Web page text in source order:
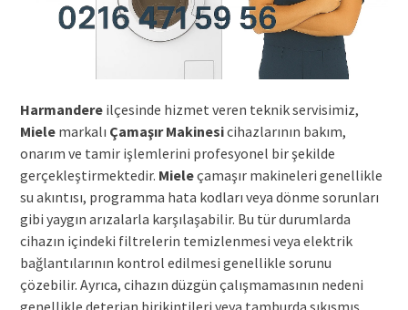
Harmandereilçesinde hizmet veren teknik servisimiz,
Mielemarkalı Çamaşır Makinesicihazlarının bakım,
onarım ve tamir işlemlerini profesyonel bir şekilde
gerçekleştirmektedir. Mieleçamaşır makineleri genellikle
su akıntısı, programma hata kodları veya dönme sorunları
gibi yaygın arızalarla karşılaşabilir. Bu tür durumlarda
cihazın içindeki filtrelerin temizlenmesi veya elektrik
bağlantılarının kontrol edilmesi genellikle sorunu
çözebilir. Ayrıca, cihazın düzgün çalışmamasının nedeni
genellikle deterjan birikintileri veya tamburda sıkışmış